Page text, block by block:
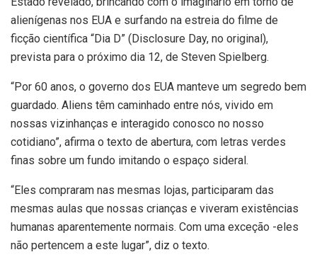
alienígenas nos EUA e surfando na estreia do filme de
ficção científica “Dia D” (Disclosure Day, no original),
prevista para o próximo dia 12, de Steven Spielberg.
“Por 60 anos, o governo dos EUA manteve um segredo bem
guardado. Aliens têm caminhado entre nós, vivido em
nossas vizinhanças e interagido conosco no nosso
cotidiano”, afirma o texto de abertura, com letras verdes
finas sobre um fundo imitando o espaço sideral.
“Eles compraram nas mesmas lojas, participaram das
mesmas aulas que nossas crianças e viveram existências
humanas aparentemente normais. Com uma exceção -eles
não pertencem a este lugar”, diz o texto.